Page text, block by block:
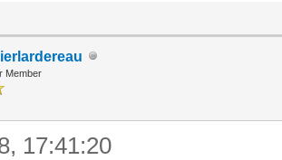
Member
17:41:20